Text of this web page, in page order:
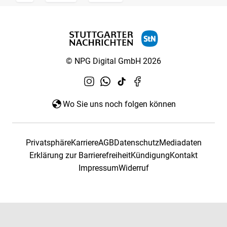
© NPG Digital GmbH 2026
Wo Sie uns noch folgen können
PrivatsphäreKarriereAGBDatenschutzMediadaten
Erklärung zur BarrierefreiheitKündigungKontakt
ImpressumWiderruf